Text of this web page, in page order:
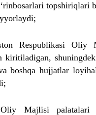
topshiriqlari
Respublikasi
kiritiladigan,
boshqa hujjatlar
Oliy Majlisi palatalari